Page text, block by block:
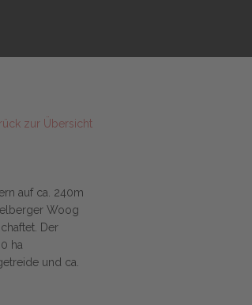
zur Übersicht
auf ca. 240m
Woog
Der
ha
und ca.